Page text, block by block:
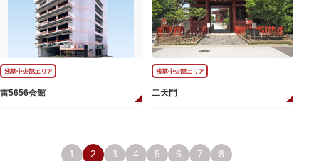
浅草中央部エリア
雷5656会館
浅草中央部エリア
二天門
1 2 3 4 5 6 7 8